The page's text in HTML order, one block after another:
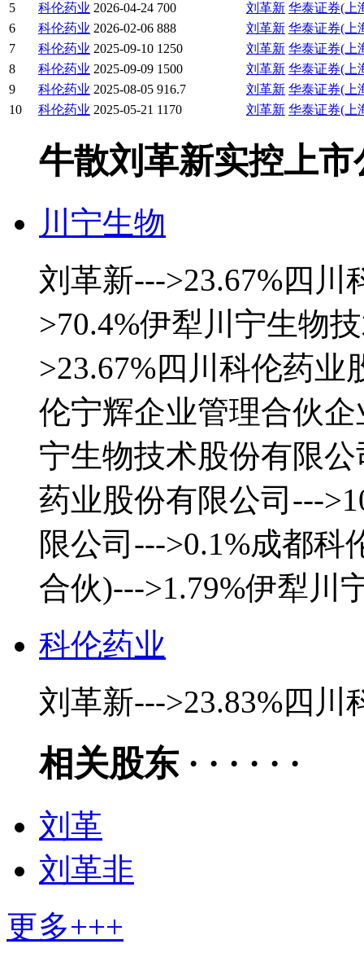
5
科伦药业 2026-04-24 700 刘革新 华泰证券(上
6
科伦药业 2026-02-06 888 刘革新 华泰证券(上
7
科伦药业 2025-09-10 1250 刘革新 华泰证券(上
8
科伦药业 2025-09-09 1500 刘革新 华泰证券(上
9
科伦药业 2025-08-05 916.7 刘革新 华泰证券(上
10
科伦药业 2025-05-21 1170 刘革新 华泰证券(上
牛散刘革新实控上市
川宁生物
刘革新--->23.67%四
>70.4%伊犁川宁生物
>23.67%四川科伦药业
伦宁辉企业管理合伙
宁生物技术股份有限
药业股份有限公司---
限公司--->0.1%成都
合伙)--->1.79%伊犁川
科伦药业
刘革新--->23.83%四
相关股东 · · · · · ·
刘革
刘革非
更多+++